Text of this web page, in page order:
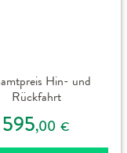
Hin- und
Rückfahrt
595,00 €